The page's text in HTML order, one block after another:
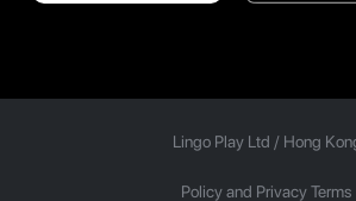
Lingo Play Ltd / Hong
Policy and Privacy Terms